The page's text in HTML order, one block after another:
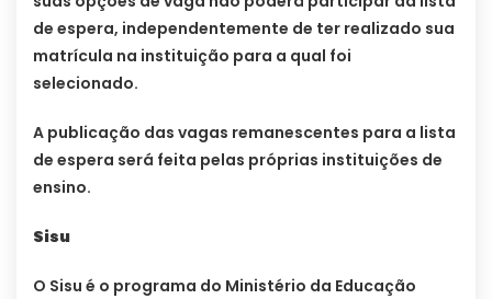
de espera, independentemente de ter realizado sua
matrícula na instituição para a qual foi
selecionado.
A publicação das vagas remanescentes para a lista
de espera será feita pelas próprias instituições de
ensino.
Sisu
O Sisu é o programa do Ministério da Educação